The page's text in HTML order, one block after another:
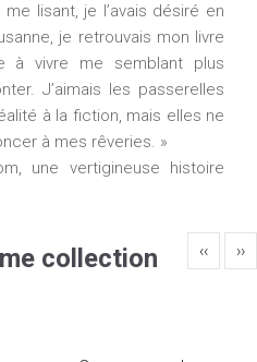
lisant, je l’avais désiré en
je retrouvais mon livre
à vivre me semblant plus
J’aimais les passerelles
à la fiction, mais elles ne
à mes rêveries. »
une vertigineuse histoire
collection ‹‹ ››